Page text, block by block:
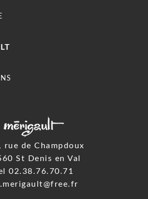
rue de Champdoux
St Denis en Val
02.38.76.70.71